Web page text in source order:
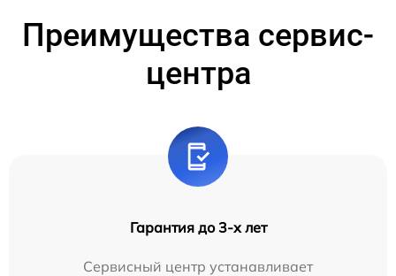
Преимущества сервис-
центра
Гарантия до 3-х лет
Сервисный центр устанавливает